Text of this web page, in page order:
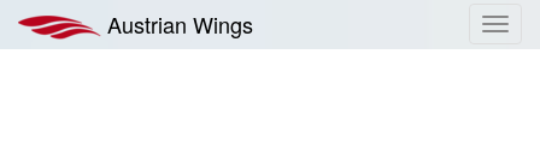
Inhalt
springen
Austrian Wings